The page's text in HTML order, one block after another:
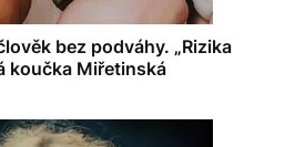
bez podváhy. „Rizika
koučka Miřetinská